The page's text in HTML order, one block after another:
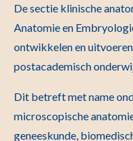
Desectie klinische
Anatomie en
ontwikkelen en
postacademisch
Dit betreft met name
microscopische
geneeskunde,